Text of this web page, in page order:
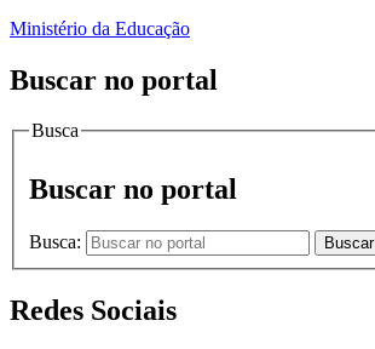
Ministério da Educação
Buscar no portal
Busca
Buscar no portal
Busca: Buscar
Redes Sociais